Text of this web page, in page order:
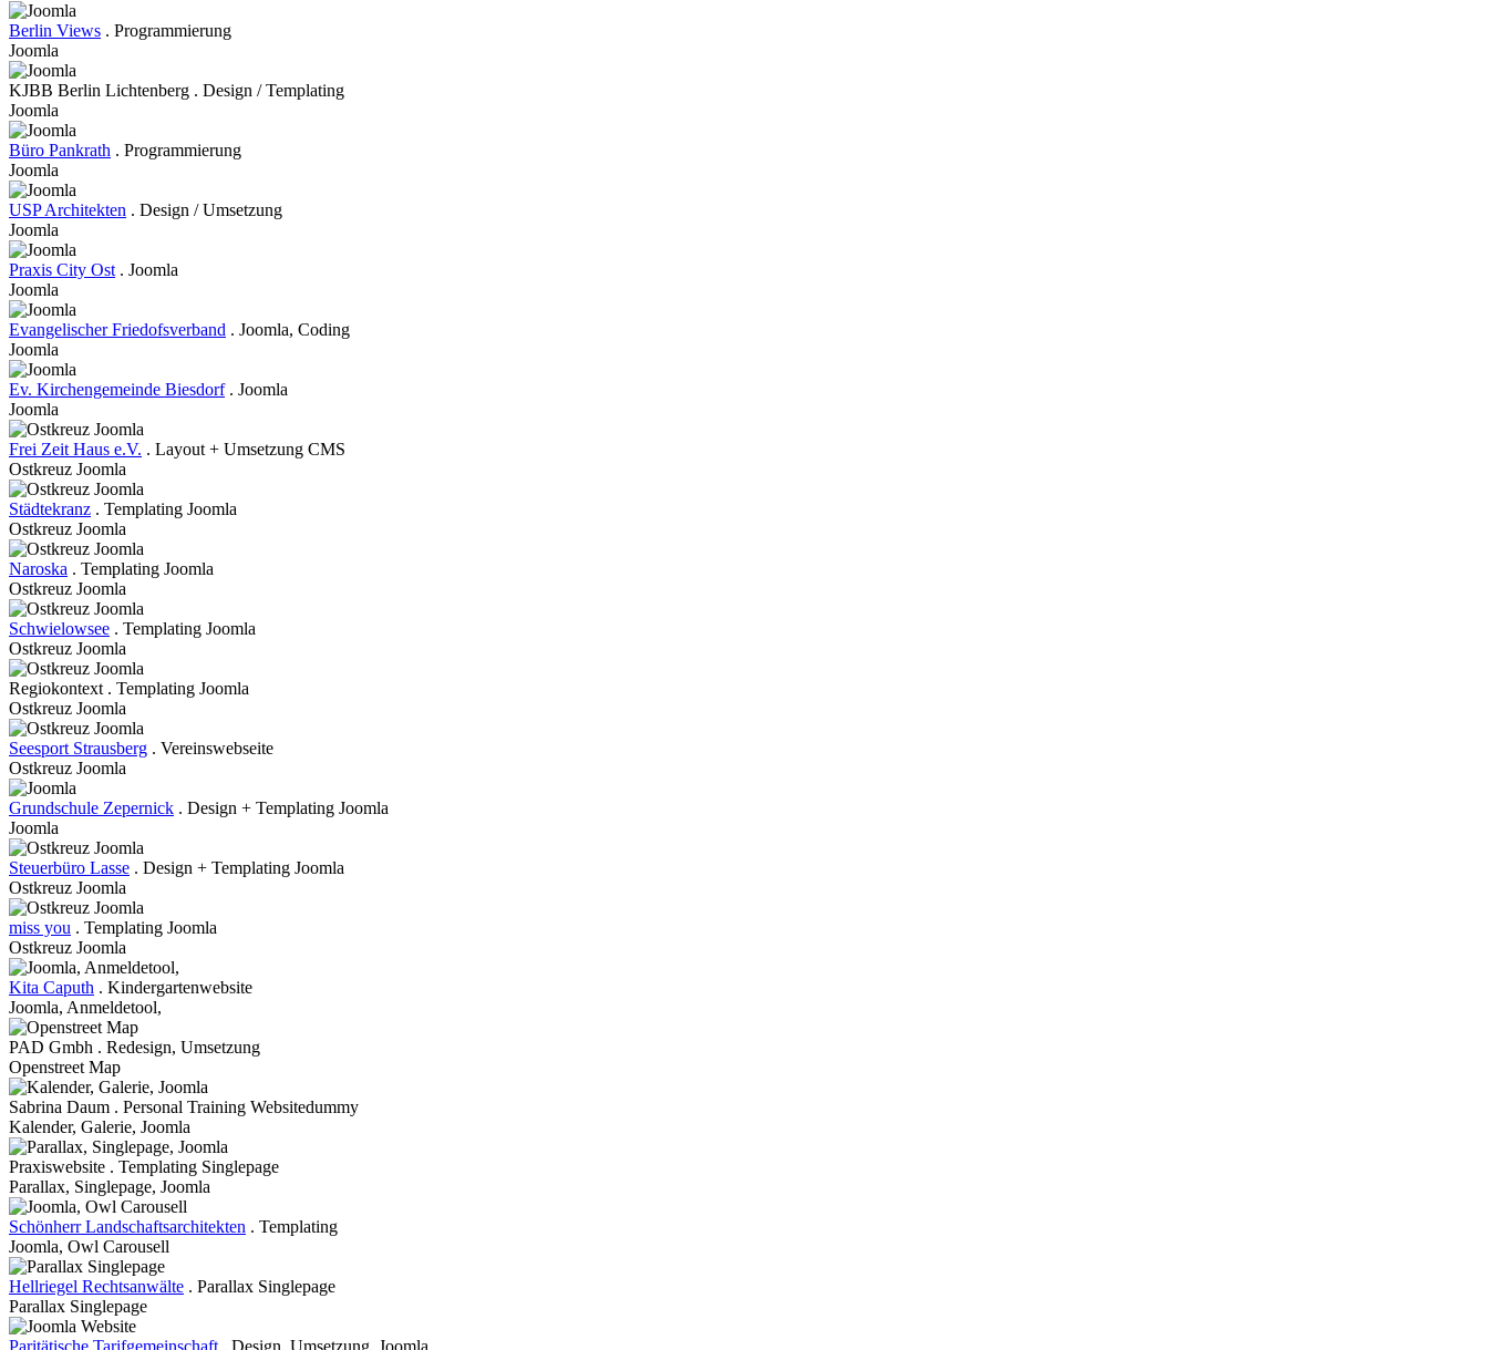
Berlin Views . Programmierung
Joomla
KJBB Berlin Lichtenberg . Design / Templating
Joomla
Büro Pankrath . Programmierung
Joomla
USP Architekten . Design / Umsetzung
Joomla
Praxis City Ost. Joomla
Joomla
Evangelischer Friedofsverband . Joomla, Coding
Joomla
Ev. Kirchengemeinde Biesdorf. Joomla
Joomla
Frei Zeit Haus e.V. . Layout + Umsetzung CMS
Ostkreuz Joomla
Städtekranz . Templating Joomla
Ostkreuz Joomla
Naroska . Templating Joomla
Ostkreuz Joomla
Schwielowsee . Templating Joomla
Ostkreuz Joomla
Regiokontext . Templating Joomla
Ostkreuz Joomla
Seesport Strausberg . Vereinswebseite
Ostkreuz Joomla
Grundschule Zepernick . Design + Templating Joomla
Joomla
Steuerbüro Lasse . Design + Templating Joomla
Ostkreuz Joomla
miss you . Templating Joomla
Ostkreuz Joomla
Kita Caputh . Kindergartenwebsite
Joomla, Anmeldetool,
PAD Gmbh . Redesign, Umsetzung
Openstreet Map
Sabrina Daum . Personal Training Websitedummy
Kalender, Galerie, Joomla
Praxiswebsite . Templating Singlepage
Parallax, Singlepage, Joomla
Schönherr Landschaftsarchitekten . Templating
Joomla, Owl Carousell
Hellriegel Rechtsanwälte . Parallax Singlepage
Parallax Singlepage